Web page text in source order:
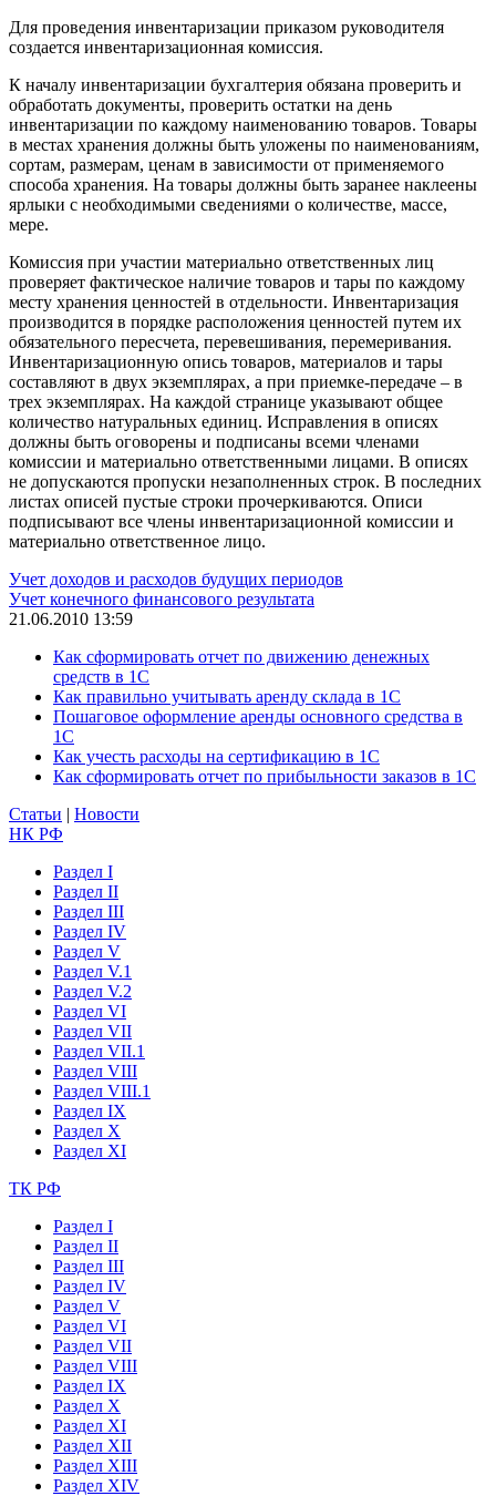
Для проведения инвентаризации приказом руководителя
создается инвентаризационная комиссия.
К началу инвентаризации бухгалтерия обязана проверить и
обработать документы, проверить остатки на день
инвентаризации по каждому наименованию товаров. Товары
в местах хранения должны быть уложены по наименованиям,
сортам, размерам, ценам в зависимости от применяемого
способа хранения. На товары должны быть заранее наклеены
ярлыки с необходимыми сведениями о количестве, массе,
мере.
Комиссия при участии материально ответственных лиц
проверяет фактическое наличие товаров и тары по каждому
месту хранения ценностей в отдельности. Инвентаризация
производится в порядке расположения ценностей путем их
обязательного пересчета, перевешивания, перемеривания.
Инвентаризационную опись товаров, материалов и тары
составляют в двух экземплярах, а при приемке-передаче – в
трех экземплярах. На каждой странице указывают общее
количество натуральных единиц. Исправления в описях
должны быть оговорены и подписаны всеми членами
комиссии и материально ответственными лицами. В описях
не допускаются пропуски незаполненных строк. В последних
листах описей пустые строки прочеркиваются. Описи
подписывают все члены инвентаризационной комиссии и
материально ответственное лицо.
Учет доходов и расходов будущих периодов
Учет конечного финансового результата
21.06.2010 13:59
Как сформировать отчет по движению денежных
средств в 1С
Как правильно учитывать аренду склада в 1С
Пошаговое оформление аренды основного средства в
1С
Как учесть расходы на сертификацию в 1С
Как сформировать отчет по прибыльности заказов в 1С
Статьи | Новости
НК РФ
Раздел I
Раздел II
Раздел III
Раздел IV
Раздел V
Раздел V.1
Раздел V.2
Раздел VI
Раздел VII
Раздел VII.1
Раздел VIII
Раздел VIII.1
Раздел IX
Раздел X
Раздел XI
ТК РФ
Раздел I
Раздел II
Раздел III
Раздел IV
Раздел V
Раздел VI
Раздел VII
Раздел VIII
Раздел IX
Раздел X
Раздел XI
Раздел XII
Раздел XIII
Раздел XIV